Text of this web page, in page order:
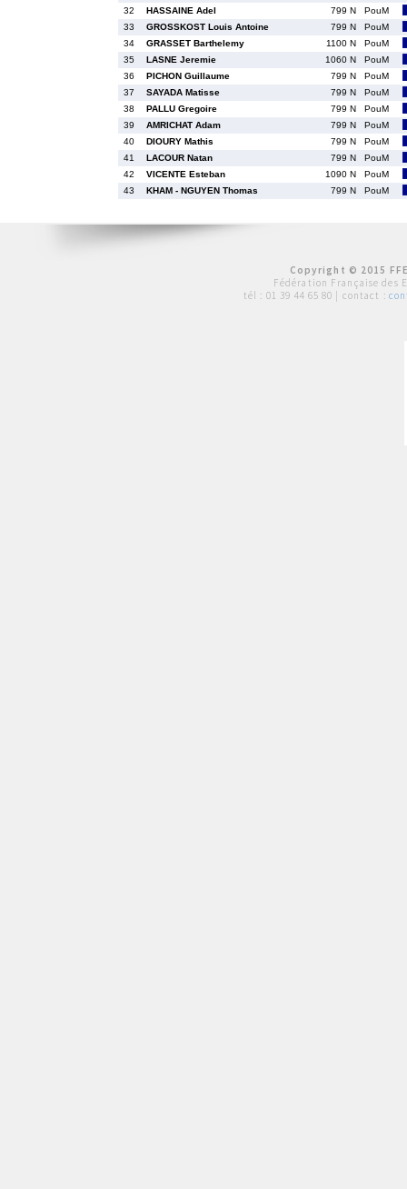
32
HASSAINE Adel 799 N
PouM
33
GROSSKOST Louis Antoine 799 N
PouM
34
GRASSET Barthelemy 1100 N
PouM
35
LASNE Jeremie 1060 N
PouM
36
PICHON Guillaume 799 N
PouM
37
SAYADA Matisse 799 N
PouM
38
PALLU Gregoire 799 N
PouM
39
AMRICHAT Adam 799 N
PouM
40
DIOURY Mathis 799 N
PouM
41
LACOUR Natan 799 N
PouM
42
VICENTE Esteban 1090 N
PouM
43
KHAM - NGUYEN Thomas 799 N PouM
Copyright © 2015
Fédération Française des
tél : 01 39 44 65 80 | contact :